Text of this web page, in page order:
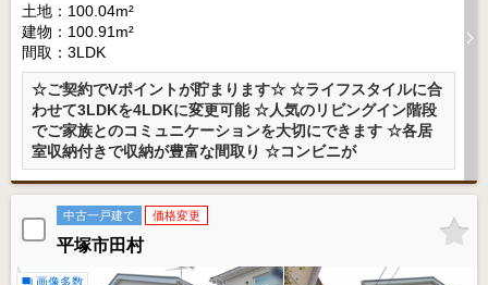
土地：100.04m²
建物：100.91m²
間取：3LDK
☆ご契約でVポイントが貯まります☆ ☆ライフスタイルに合
わせて3LDKを4LDKに変更可能 ☆人気のリビングイン階段
でご家族とのコミュニケーションを大切にできます ☆各居
室収納付きで収納が豊富な間取り ☆コンビニが
中古一戸建て 価格変更
平塚市田村
画像多数